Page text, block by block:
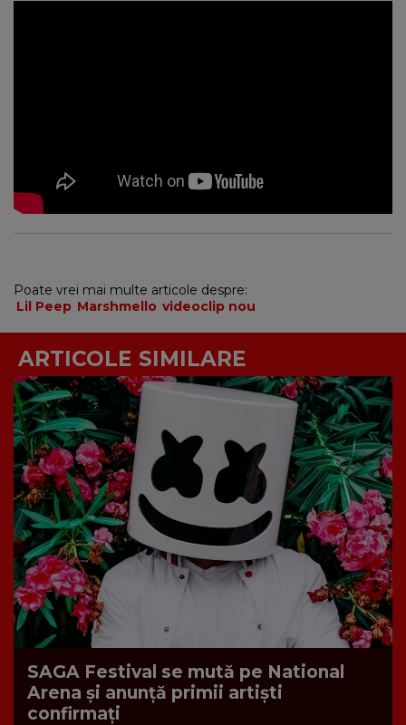
Poate vrei mai multe articole despre:
Lil Peep Marshmello videoclip nou
ARTICOLE SIMILARE
SAGA Festival se mută pe National
Arena și anunță primii artiști
confirmați